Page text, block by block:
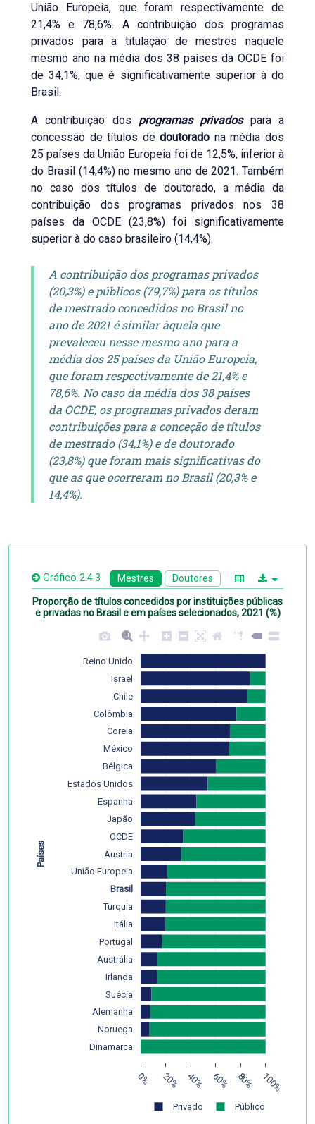
União Europeia, que foram respectivamente de
21,4% e 78,6%. A contribuição dos programas
privados para a titulação de mestres naquele
mesmo ano na média dos 38 países da OCDE foi
de 34,1%, que é significativamente superior à do
Brasil.
A contribuição dos programas privadospara a
concessão de títulos dedoutorado na média dos
25 países da União Europeia foi de 12,5%, inferior à
do Brasil (14,4%) no mesmo ano de 2021. Também
no caso dos títulos de doutorado, a média da
contribuição dos programas privados nos 38
países da OCDE (23,8%) foi significativamente
superior à do caso brasileiro (14,4%).
A contribuição dos programas privados
(20,3%) e públicos (79,7%) para os títulos
de mestrado concedidos no Brasil no
ano de 2021 é similar àquela que
prevaleceu nesse mesmo ano para a
média dos 25 países da União Europeia,
que foram respectivamente de 21,4% e
78,6%. No caso da média dos 38 países
da OCDE, os programas privados deram
contribuições para a conceção de títulos
de mestrado (34,1%) e de doutorado
(23,8%) que foram mais significativas do
que as que ocorreram no Brasil (20,3% e
14,4%).
Gráfico 2.4.3 Mestres Doutores
Proporção de títulos concedidos por instituições públicas
e privadas no Brasil e em países selecionados, 2021 (%)
0% 20% 40% 60% 80% 100%
Dinamarca
Noruega
Alemanha
Suécia
Irlanda
Austrália
Portugal
Itália
Turquia
Brasil
União Europeia
Áustria
OCDE
Japão
Espanha
Estados Unidos
Bélgica
México
Coreia
Colômbia
Chile
Israel
Reino Unido
Privado Público
Países